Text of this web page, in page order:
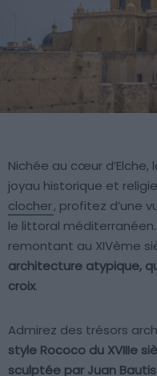
Nichée au cœur
joyau historique et
clocher, profitez d’une
le littoral méditerranéen.
remontant au XIVème
architecture atypique,
croix.
Admirez des trésors
style Rococo du XVIIIe
sculptée par Juan